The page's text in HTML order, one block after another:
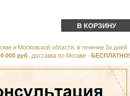
и Московской области, в течение 3х дней.
000 руб., доставка по Москве - БЕСПЛАТНО!